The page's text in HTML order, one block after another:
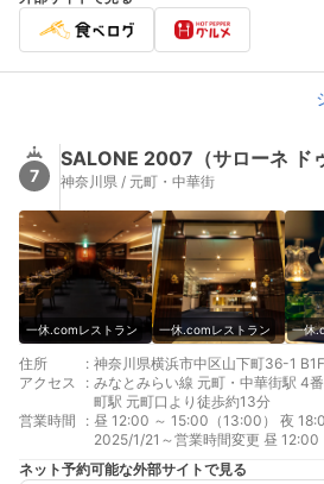
7
SALONE 2007（サローネ ド
神奈川県 / 元町・中華街
一休.comレストラン 一休.comレストラン 一休
住所 : 神奈川県横浜市中区山下町36-1 B1F
アクセス
: みなとみらい線 元町・中華街駅 4
町駅 元町口より徒歩約13分
営業時間
: 昼 12:00 ～ 15:00（13:00） 夜
2025/1/21～営業時間変更 昼
～ 22:00（19:30）
ネット予約可能な外部サイトで見る